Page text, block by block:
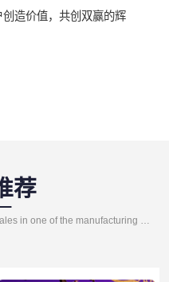
造价值，共创双赢的辉
荐